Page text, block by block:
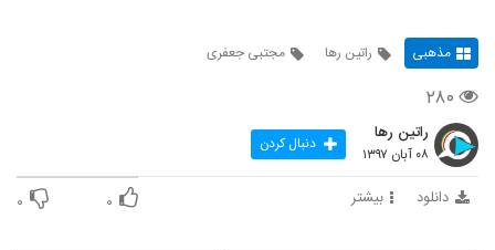
مذهبی راتین رها مجتبی جعفری
۲۸۰
راتین رها
۰۸ آبان ۱۳۹۷ دنبال کردن
دانلود بیشتر ۰ ۰